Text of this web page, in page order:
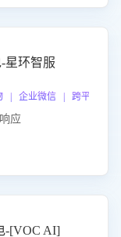
星环智服
企业微信 | 跨平台
应
-[VOC AI]